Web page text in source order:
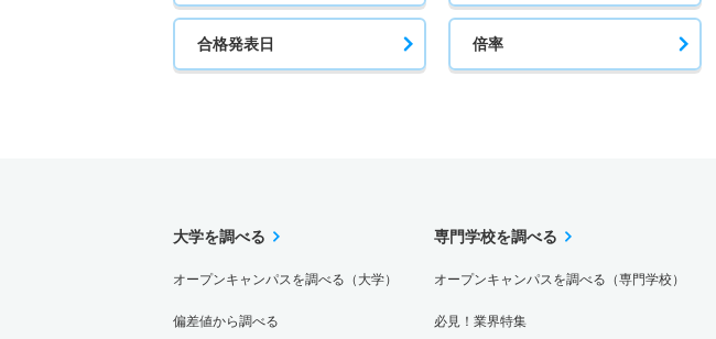
合格発表日 倍率
大学を調べる
オープンキャンパスを調べる（大学）
偏差値から調べる
専門学校を調べる
オープンキャンパスを調べる（専門学校）
必見！業界特集